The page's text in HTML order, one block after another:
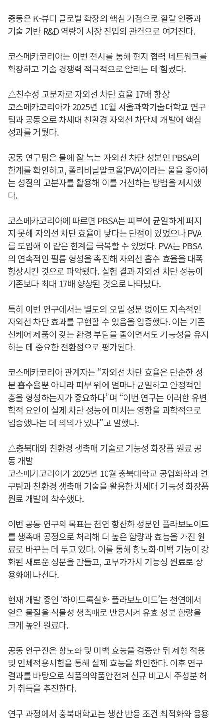
중동은 K-뷰티 글로벌 확장의 핵심 거점으로 할랄 인증과
기술 기반 R&D 역량이 시장 진입의 관건으로 여겨진다.
코스메카코리아는 이번 전시를 통해 현지 협력 네트워크를
확장하고 기술 경쟁력 적극적으로 알리는 데 힘썼다.
△친수성 고분자로 자외선 차단 효율 17배 향상
코스메카코리아가 2025년 10월 서울과학기술대학교 연구
팀과 공동으로 차세대 친환경 자외선 차단제 개발에 핵심
성과를 거뒀다.
공동 연구팀은 물에 잘 녹는 자외선 차단 성분인 PBSA의
한계를 확인하고, 폴리비닐알코올(PVA)이라는 물을 좋아하
는 성질의 고분자를 활용해 이를 개선하는 방법을 제시했
다.
코스메카코리아에 따르면 PBSA는 피부에 균일하게 퍼지
지 못해 자외선 차단 효율이 낮다는 단점이 있었으나 PVA
를 도입해 이 같은 한계를 극복할 수 있었다. PVA는 PBSA
의 연속적인 필름 형성을 촉진해 자외선 흡수 효율을 대폭
향상시킨 것으로 파악됐다. 실험 결과 자외선 차단 성능이
기존보다 최대 17배 향상된 것으로 나타났다.
특히 이번 연구에서는 별도의 오일 성분 없이도 지속적인
자외선 차단 효과를 구현할 수 있음을 입증했다. 이는 기존
선케어 제품이 갖는 환경 부담을 줄이면서도 기능성을 유지
하는 데 중요한 전환점으로 평가된다.
코스메카코리아 관계자는 “자외선 차단 효율은 단순한 성
분 흡수율뿐 아니라 피부 위에 얼마나 균일하고 안정적인
층을 형성하는지가 중요하다”며 “이번 연구는 이러한 유변
학적 요인이 실제 차단 성능에 미치는 영향을 과학적으로
입증했다는 데 의의가 있다”고 말했다.
△충북대와 친환경 생촉매 기술로 기능성 화장품 원료 공
동 개발
코스메카코리아가 2025년 10월 충북대학교 공업화학과 연
구팀과 친환경 생촉매 기술을 활용한 차세대 기능성 화장품
원료 개발에 착수했다.
이번 공동 연구의 목표는 천연 항산화 성분인 플라보노이드
를 생촉매 공정으로 처리해 더 높은 함량과 효능을 가진 원
료로 바꾸는 데 두고 있다. 이를 통해 항노화·미백 기능이 강
화된 새로운 성분을 만들고, 고부가가치 기능성 원료로 상
용화에 나선다.
현재 개발 중인 ‘하이드록실화 플라보노이드’는 천연에서
얻은 물질을 식물성 생촉매로 반응시켜 유효 성분 함량을
크게 높인 원료다.
공동 연구진은 항노화 및 미백 효능을 검증한 뒤 제형 적용
및 인체적용시험을 통해 실제 효능을 확인한다. 이후 연구
결과를 바탕으로 식품의약품안전처 신규 비고시 주성분 허
가 취득을 추진한다.
연구 과정에서 충북대학교는 생산 반응 조건 최적화와 응용